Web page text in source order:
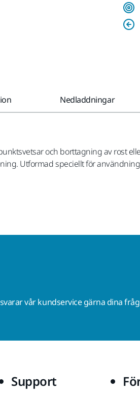
Nedladdningar
och borttagning av rost
Utformad speciellt för
vår kundservice gärna dina
Support